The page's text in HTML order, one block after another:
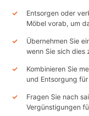
Entsorgen oder
Möbel vorab, um
Übernehmen Sie
wenn Sie sich dies
Kombinieren Sie
und Entsorgung
Fragen Sie nach
Vergünstigungen